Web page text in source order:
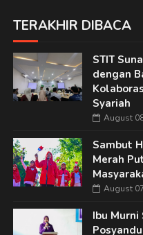
TERAKHIR DIBACA
STIT
dengan
Syariah
August
Sambut
Merah
August
Ibu Murni